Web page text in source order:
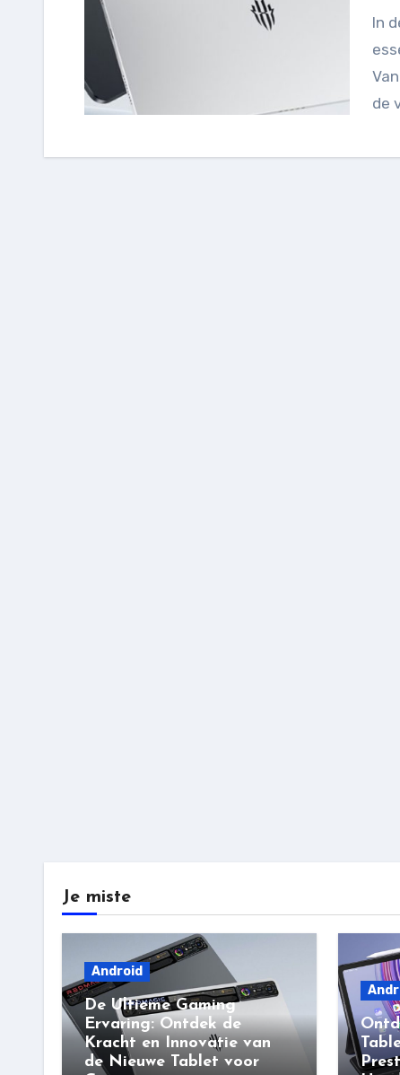
In de wereld van gaming zijn krachtige apparaten
de
Je miste
Android
De Ultieme Gaming
Ervaring: Ontdek de
Kracht en Innovatie van
de Nieuwe Tablet voor